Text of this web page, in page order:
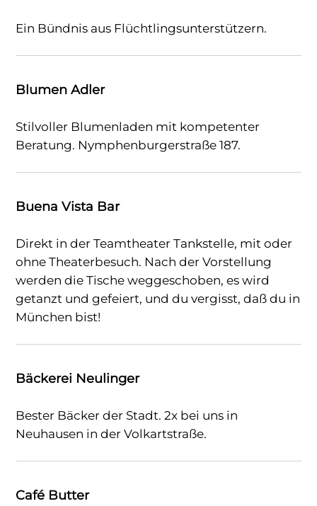
Ein Bündnis aus Flüchtlingsunterstützern.
Blumen Adler
Stilvoller Blumenladen mit kompetenter
Beratung. Nymphenburgerstraße 187.
Buena Vista Bar
Direkt in der Teamtheater Tankstelle, mit oder
ohne Theaterbesuch. Nach der Vorstellung
werden die Tische weggeschoben, es wird
getanzt und gefeiert, und du vergisst, daß du in
München bist!
Bäckerei Neulinger
Bester Bäcker der Stadt. 2x bei uns in
Neuhausen in der Volkartstraße.
Café Butter